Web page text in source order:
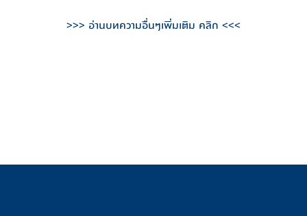
>>> อ่านบทความอื่นๆเพิ่มเติม คลิก <<<